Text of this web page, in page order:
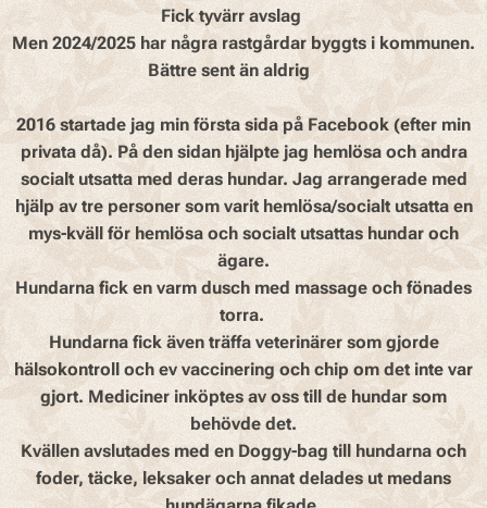
Fick tyvärr avslag 😢
Men 2024/2025 har några rastgårdar byggts i kommunen.
Bättre sent än aldrig 👍
2016 startade jag min första sida på Facebook (efter min
privata då). På den sidan hjälpte jag hemlösa och andra
socialt utsatta med deras hundar. Jag arrangerade med
hjälp av tre personer som varit hemlösa/socialt utsatta en
mys-kväll för hemlösa och socialt utsattas hundar och
ägare.
Hundarna fick en varm dusch med massage och fönades
torra.
Hundarna fick även träffa veterinärer som gjorde
hälsokontroll och ev vaccinering och chip om det inte var
gjort. Mediciner inköptes av oss till de hundar som
behövde det.
Kvällen avslutades med en Doggy-bag till hundarna och
foder, täcke, leksaker och annat delades ut medans